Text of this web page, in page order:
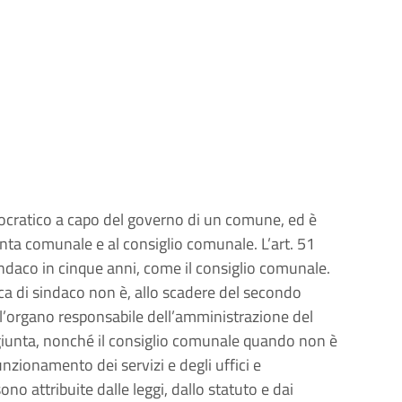
a capo del governo di un comune, ed è
comunale e al consiglio comunale. L’art. 51
in cinque anni, come il consiglio comunale.
di sindaco non è, allo scadere del secondo
responsabile dell’amministrazione del
nonché il consiglio comunale quando non è
dei servizi e degli uffici e
attribuite dalle leggi, dallo statuto e dai